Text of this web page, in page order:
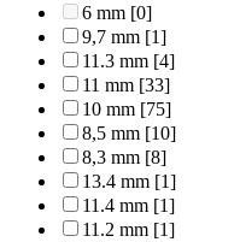
6 mm [0]
9,7 mm [1]
11.3 mm [4]
11 mm [33]
10 mm [75]
8,5 mm [10]
8,3 mm [8]
13.4 mm [1]
11.4 mm [1]
11.2 mm [1]